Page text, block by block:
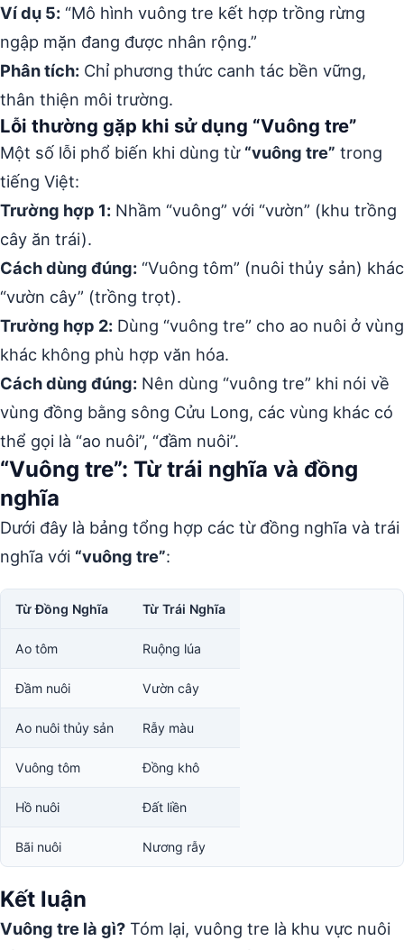
Ví dụ 5: “Mô hình vuông tre kết hợp trồng rừng
ngập mặn đang được nhân rộng.”
Phân tích: Chỉ phương thức canh tác bền vững,
thân thiện môi trường.
Lỗi thường gặp khi sử dụng “Vuông tre”
Một số lỗi phổ biến khi dùng từ “vuông tre” trong
tiếng Việt:
Trường hợp 1: Nhầm “vuông” với “vườn” (khu trồng
cây ăn trái).
Cách dùng đúng: “Vuông tôm” (nuôi thủy sản) khác
“vườn cây” (trồng trọt).
Trường hợp 2: Dùng “vuông tre” cho ao nuôi ở vùng
khác không phù hợp văn hóa.
Cách dùng đúng: Nên dùng “vuông tre” khi nói về
vùng đồng bằng sông Cửu Long, các vùng khác có
thể gọi là “ao nuôi”, “đầm nuôi”.
“Vuông tre”: Từ trái nghĩa và đồng
nghĩa
Dưới đây là bảng tổng hợp các từ đồng nghĩa và trái
nghĩa với “vuông tre”:
Từ Đồng Nghĩa Từ Trái Nghĩa
Ao tôm Ruộng lúa
Đầm nuôi Vườn cây
Ao nuôi thủy sản Rẫy màu
Vuông tôm Đồng khô
Hồ nuôi Đất liền
Bãi nuôi Nương rẫy
Kết luận
Vuông tre là gì? Tóm lại, vuông tre là khu vực nuôi